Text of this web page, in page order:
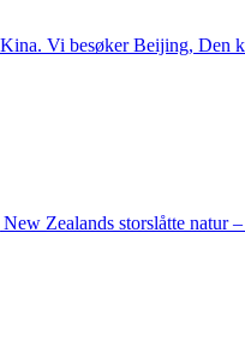
Vi besøker Beijing, Den
Zealands storslåtte natur